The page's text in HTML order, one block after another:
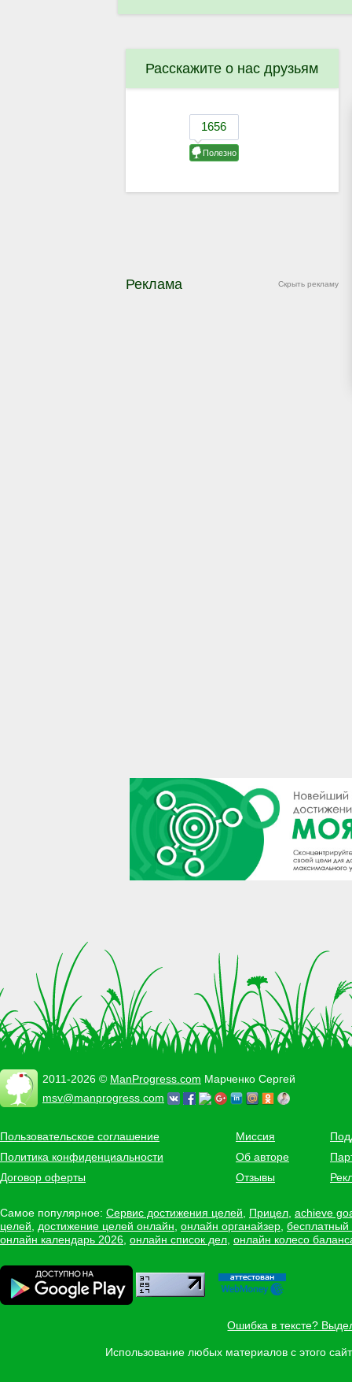
Расскажите о нас друзьям
Скрыть рекламу
Реклама
2011-2026 © ManProgress.com Марченко Сергей
msv@manprogress.com
Пользовательское соглашение
Политика конфиденциальности
Договор оферты
Миссия
Об авторе
Отзывы
Самое популярное: Сервис достижения целей Прицел achieve
целей
достижение целей онлайн онлайн органайзер
онлайн календарь 2026 онлайн список дел онлайн колесо
Ошибка в тексте?
Использование любых материалов с этого